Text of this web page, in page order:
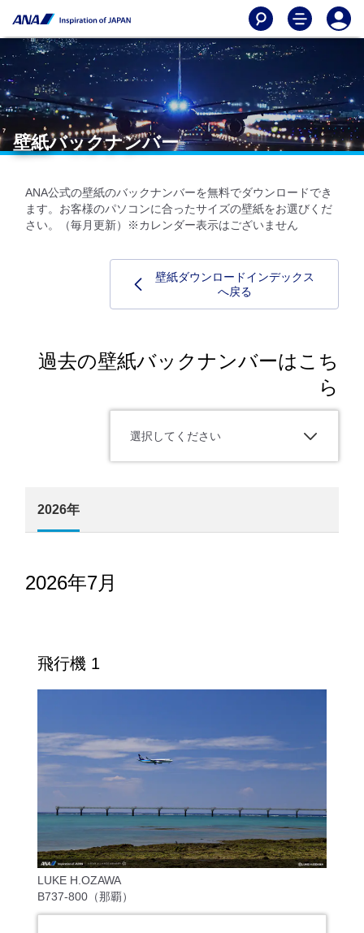
壁紙バックナンバー
ANA公式の壁紙のバックナンバーを無料でダウンロードでき
ます。お客様のパソコンに合ったサイズの壁紙をお選びくだ
さい。（毎月更新）※カレンダー表示はございません
壁紙ダウンロードインデックス
へ戻る
過去の壁紙バックナンバーはこち
ら
選択してください
2026年
2026年7月
飛行機 1
LUKE H.OZAWA
B737-800（那覇）